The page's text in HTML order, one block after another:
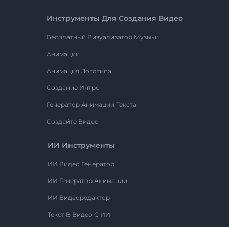
Инструменты Для Создания Видео
Бесплатный Визуализатор Музыки
Анимации
Анимация Логотипа
Создание Интро
Генератор Анимации Текста
Создайте Видео
ИИ Инструменты
ИИ Видео Генератор
ИИ Генератор Анимации
ИИ Видеоредактор
Текст В Видео С ИИ